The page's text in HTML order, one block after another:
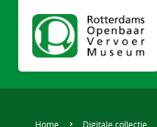
Home Digitale collectie